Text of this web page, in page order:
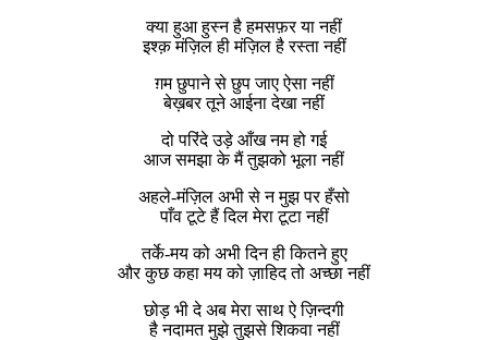
क्या हुआ हुस्न है हमसफ़र या नहीं
इश्क़ मंज़िल ही मंज़िल है रस्ता नहीं
ग़म छुपाने से छुप जाए ऐसा नहीं
बेख़बर तूने आईना देखा नहीं
दो परिंदे उड़े आँख नम हो गई
आज समझा के मैं तुझको भूला नहीं
अहले-मंज़िल अभी से न मुझ पर हँसो
पाँव टूटे हैं दिल मेरा टूटा नहीं
तर्के-मय को अभी दिन ही कितने हुए
और कुछ कहा मय को ज़ाहिद तो अच्छा नहीं
छोड़ भी दे अब मेरा साथ ऐ ज़िन्दगी
है नदामत मुझे तुझसे शिकवा नहीं